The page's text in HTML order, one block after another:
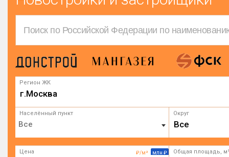
Регион ЖК
г.Москва
Населённый пункт Округ
Все
₽/м² млн ₽
Цена Общая площадь,